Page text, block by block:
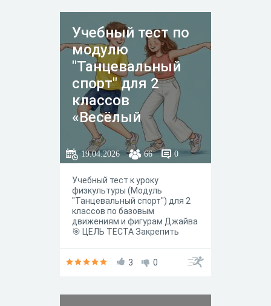
Учебный тест по
модулю
"Танцевальный
спорт" для 2
классов
«Весёлый
джайв»: базовые
движения и
фигуры
19.04.2026 66 0
Учебный тест к уроку
физкультуры (Модуль
"Танцевальный спорт") для 2
классов по базовым
движениям и фигурам Джайва
🎯 ЦЕЛЬ ТЕСТА Закрепить
танца Джайв в игровой форме,
безопасности на уроке танцев.
3 0